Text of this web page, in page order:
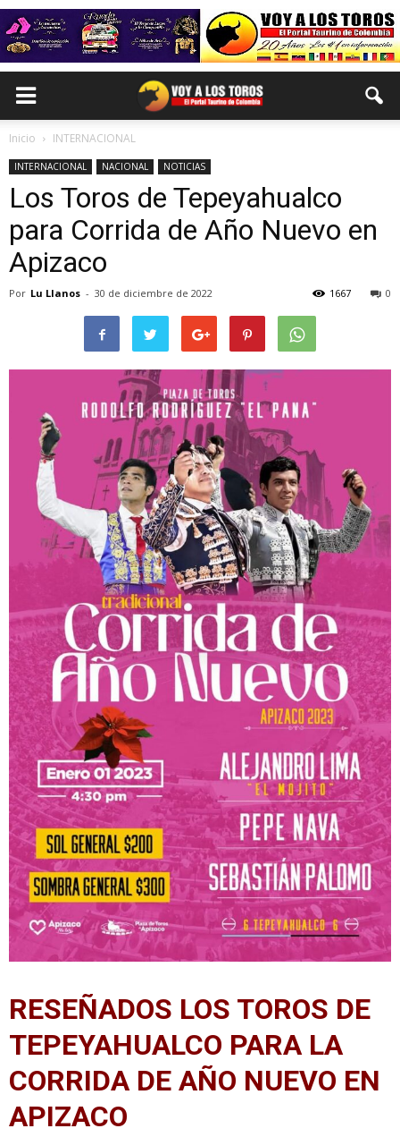
Inicio INTERNACIONAL
INTERNACIONAL NACIONAL NOTICIAS
Los Toros de Tepeyahualco
para Corrida de Año Nuevo en
Apizaco
Por Lu Llanos - 30 de diciembre de 2022 0
1667
RESEÑADOS LOS TOROS DE
TEPEYAHUALCO PARA LA
CORRIDA DE AÑO NUEVO EN
APIZACO